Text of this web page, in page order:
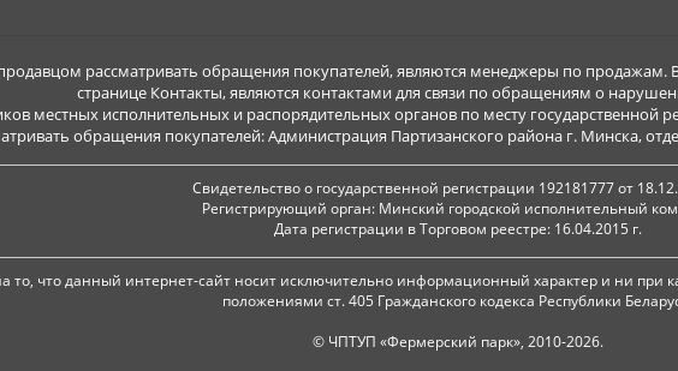
рассматривать обращения покупателей, являются менеджеры по продажам.
странице Контакты, являются контактами для связи по обращениям о
местных исполнительных и распорядительных органов по месту
обращения покупателей: Администрация Партизанского района г. Минска,
Свидетельство о государственной регистрации 192181777 от
Регистрирующий орган: Минский городской исполнительный
Дата регистрации в Торговом реестре: 16.04.2015 г.
что данный интернет-сайт носит исключительно информационный характер и ни при
положениями ст. 405 Гражданского кодекса Республики
© ЧПТУП «Фермерский парк», 2010-2026.